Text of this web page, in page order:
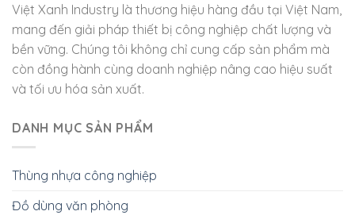
Việt Xanh Industry là thương hiệu hàng đầu tại Việt Nam,
mang đến giải pháp thiết bị công nghiệp chất lượng và
bền vững. Chúng tôi không chỉ cung cấp sản phẩm mà
còn đồng hành cùng doanh nghiệp nâng cao hiệu suất
và tối ưu hóa sản xuất.
DANH MỤC SẢN PHẨM
Thùng nhựa công nghiệp
Đồ dùng văn phòng